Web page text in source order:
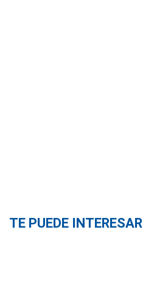
TE PUEDE INTERESAR